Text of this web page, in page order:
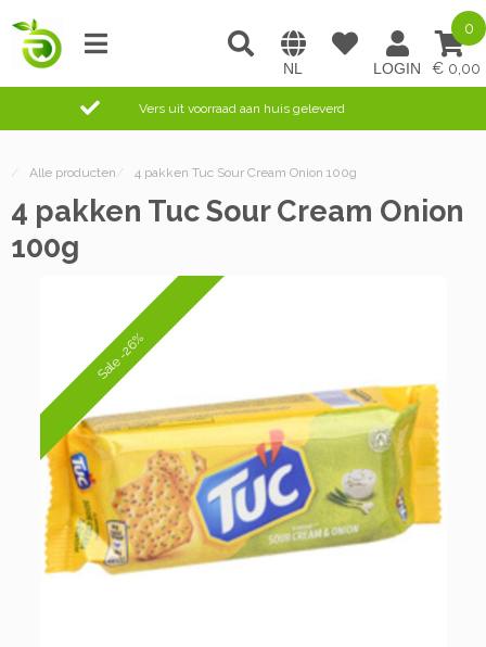
0,00
0
Vers uit voorraad aan huis geleverd
/ Alle producten / 4 pakken Tuc Sour Cream Onion 100g
4 pakken Tuc Sour Cream Onion
100g
Sale -26%